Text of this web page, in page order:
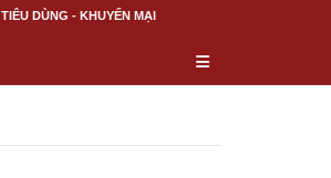
TIÊU DÙNG - KHUYẾN MẠI